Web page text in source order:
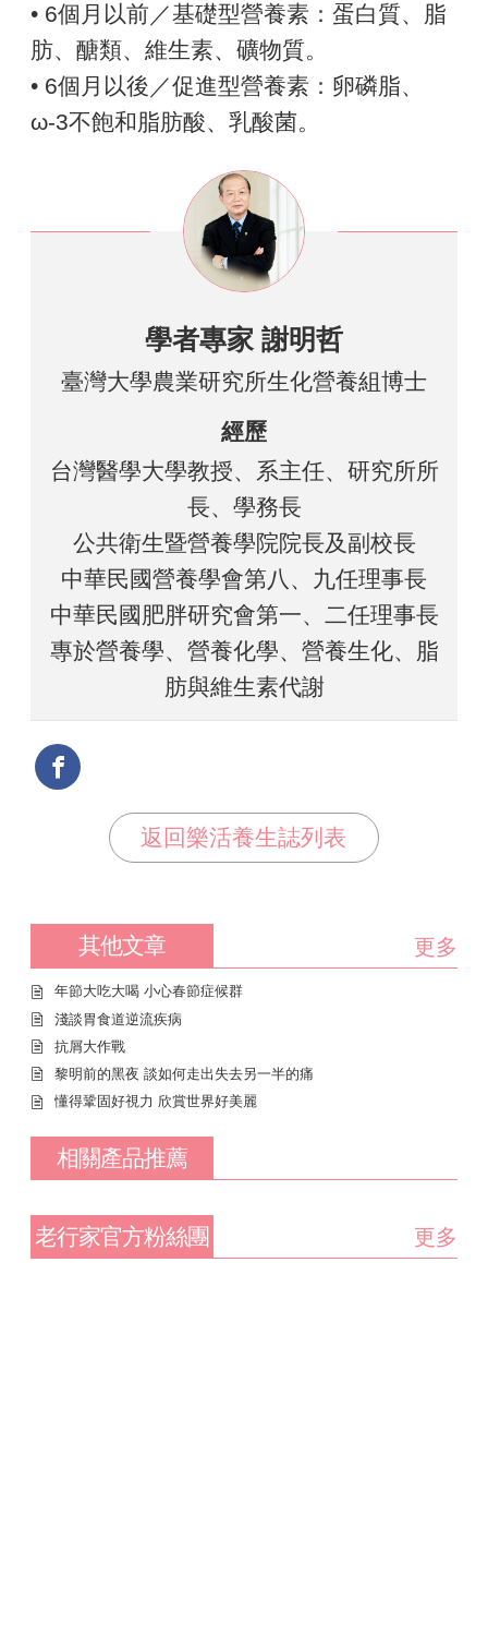
• 6個月以前／基礎型營養素：蛋白質、脂
肪、醣類、維生素、礦物質。
• 6個月以後／促進型營養素：卵磷脂、
ω-3不飽和脂肪酸、乳酸菌。
學者專家 謝明哲
臺灣大學農業研究所生化營養組博士
經歷
台灣醫學大學教授、系主任、研究所所
長、學務長
公共衛生暨營養學院院長及副校長
中華民國營養學會第八、九任理事長
中華民國肥胖研究會第一、二任理事長
專於營養學、營養化學、營養生化、脂
肪與維生素代謝
返回樂活養生誌列表
其他文章 更多
年節大吃大喝 小心春節症候群
淺談胃食道逆流疾病
抗屑大作戰
黎明前的黑夜 談如何走出失去另一半的痛
懂得鞏固好視力 欣賞世界好美麗
相關產品推薦
老行家官方粉絲團 更多